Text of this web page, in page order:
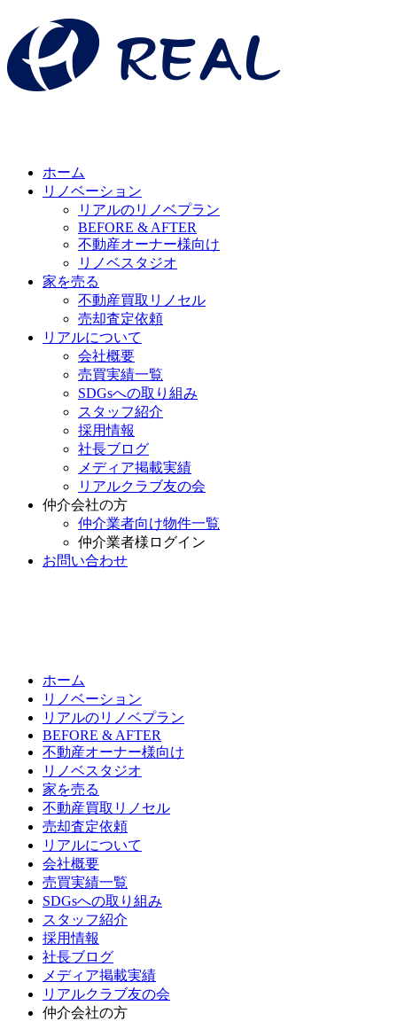
ホーム
リノベーション
リアルのリノベプラン
BEFORE & AFTER
不動産オーナー様向け
リノベスタジオ
家を売る
不動産買取リノセル
売却査定依頼
リアルについて
会社概要
売買実績一覧
SDGsへの取り組み
スタッフ紹介
採用情報
社長ブログ
メディア掲載実績
リアルクラブ友の会
仲介会社の方
仲介業者向け物件一覧
仲介業者様ログイン
お問い合わせ
ホーム
リノベーション
リアルのリノベプラン
BEFORE & AFTER
不動産オーナー様向け
リノベスタジオ
家を売る
不動産買取リノセル
売却査定依頼
リアルについて
会社概要
売買実績一覧
SDGsへの取り組み
スタッフ紹介
採用情報
社長ブログ
メディア掲載実績
リアルクラブ友の会
仲介会社の方